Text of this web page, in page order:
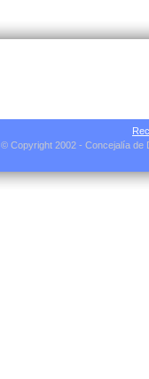
© Copyright 2002 - Concejalía de